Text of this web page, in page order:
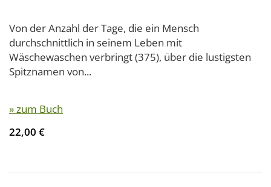
Von der Anzahl der Tage, die ein Mensch
durchschnittlich in seinem Leben mit
Wäschewaschen verbringt (375), über die lustigsten
Spitznamen von...
» zum Buch
22,00 €